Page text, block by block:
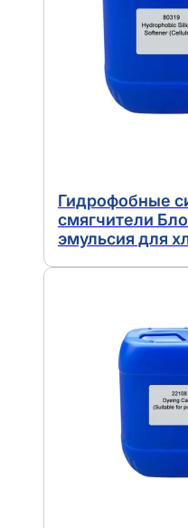
Гидрофобные
смягчители
эмульсия для